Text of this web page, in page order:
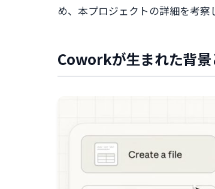
め、本プロジェクトの詳細を考察
Coworkが生まれた背景